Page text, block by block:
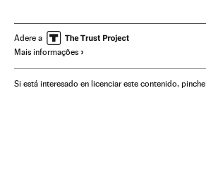
Gente Argentina Família
América Latina
Adere a
Mais informações
Si está interesado en licenciar este contenido, pinche